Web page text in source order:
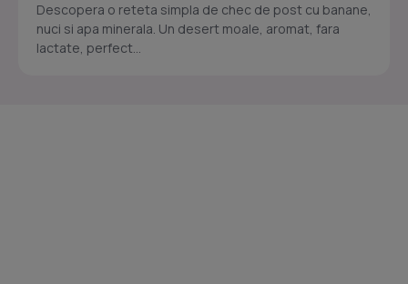
Descopera o reteta simpla de chec de post cu banane,
nuci si apa minerala. Un desert moale, aromat, fara
lactate, perfect...